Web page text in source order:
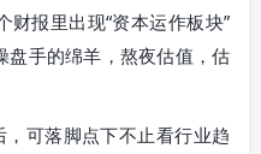
报里出现“资本运作板块”
盘手的绵羊，熬夜估值，估
，可落脚点下不止看行业趋